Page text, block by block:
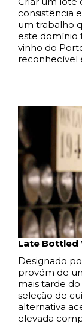
consistência
um trabalho
este
vinho do
reconhecível
Late Bottled
Designado
provém de
mais tarde
seleção de
alternativa
elevada